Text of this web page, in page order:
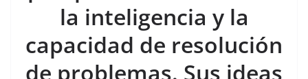
o
k
p er
la inteligencia y la
capacidad de resolución
de problemas. Sus ideas